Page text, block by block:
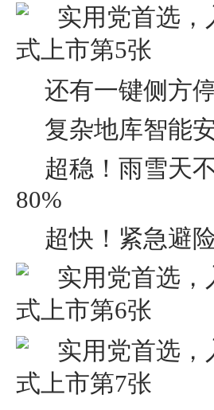
还有一键侧方
复杂地库智能
超稳！雨雪天
80%
超快！紧急避